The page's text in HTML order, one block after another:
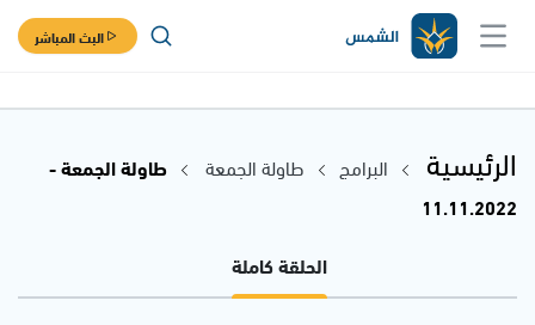
البث المباشر
الرئيسية البرامج طاولة الجمعة
طاولة الجمعة -
11.11.2022
الحلقة كاملة